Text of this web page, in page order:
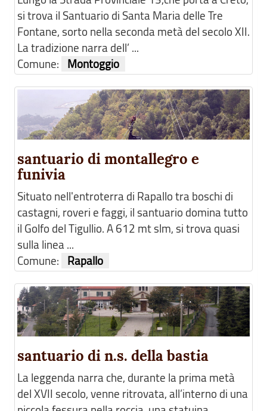
si trova il Santuario di Santa Maria delle Tre
Fontane, sorto nella seconda metà del secolo XII.
La tradizione narra dell’ ...
Comune:
Montoggio
santuario di montallegro e
funivia
Situato nell'entroterra di Rapallo tra boschi di
castagni, roveri e faggi, il santuario domina tutto
il Golfo del Tigullio. A 612 mt slm, si trova quasi
sulla linea ...
Comune:
Rapallo
santuario di n.s. della bastia
La leggenda narra che, durante la prima metà
del XVII secolo, venne ritrovata, all’interno di una